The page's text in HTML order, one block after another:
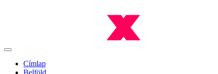
Címlap